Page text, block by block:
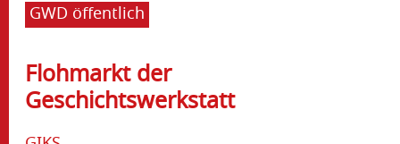
GWD öffentlich
Flohmarkt der
Geschichtswerkstatt